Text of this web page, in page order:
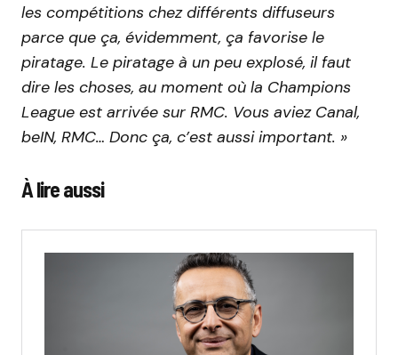
les compétitions chez différents diffuseurs
parce que ça, évidemment, ça favorise le
piratage. Le piratage à un peu explosé, il faut
dire les choses, au moment où la Champions
League est arrivée sur RMC. Vous aviez Canal,
beIN, RMC… Donc ça, c’est aussi important. »
À lire aussi